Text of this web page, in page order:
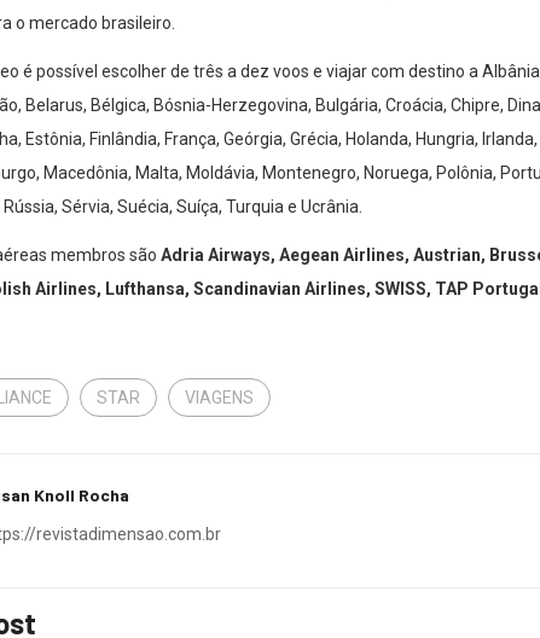
o mercado brasileiro.
é possível escolher de três a dez voos e viajar com destino a
Belarus, Bélgica, Bósnia-Herzegovina, Bulgária, Croácia, Chipre,
Estônia, Finlândia, França, Geórgia, Grécia, Holanda, Hungria,
Macedônia, Malta, Moldávia, Montenegro, Noruega, Polônia,
Sérvia, Suécia, Suíça, Turquia e Ucrânia.
membros são Adria Airways, Aegean Airlines, Austrian,
Airlines, Lufthansa, Scandinavian Airlines, SWISS, TAP
STAR VIAGENS
Knoll Rocha
revistadimensao.com.br